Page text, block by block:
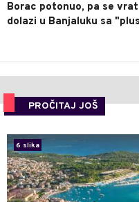
Borac potonuo, pa se
dolazi u Banjaluku sa
PROČITAJ JOŠ
6 slika